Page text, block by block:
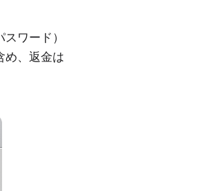
ワード）
め、返金は